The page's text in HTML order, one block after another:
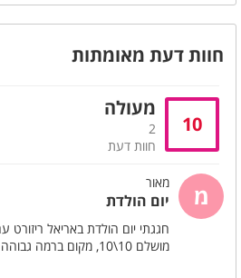
ברית/ה
אירועי חברה
ימי הולדת
מסיבות הפתעה
מסיבת רווקים
חתונות
ניתן להוסיף בתוספת תשלום
חוות דעת מאומתות
10
מעולה
2
חוות דעת
מ מאור
יום הולדת
חגגתי יום הולדת באריאל
מושלם 10\10, מקום ברמה גבוהה מאוד שנותן גם אופציית לינה!